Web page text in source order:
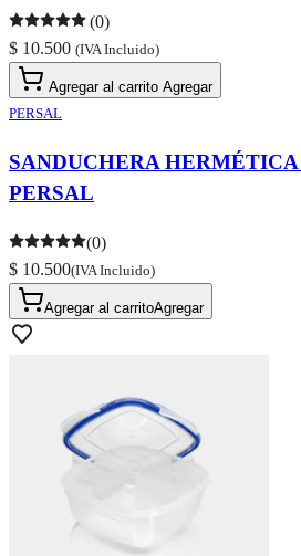
(0)
$ 10.500 (IVA Incluido)
Agregar al carrito Agregar
PERSAL
SANDUCHERA HERMÉTICA
PERSAL
(0)
$ 10.500(IVA Incluido)
Agregar al carritoAgregar